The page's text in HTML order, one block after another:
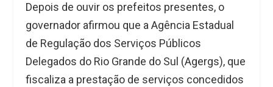
Depois de ouvir os prefeitos presentes, o
governador afirmou que a Agência Estadual
de Regulação dos Serviços Públicos
Delegados do Rio Grande do Sul (Agergs), que
fiscaliza a prestação de serviços concedidos